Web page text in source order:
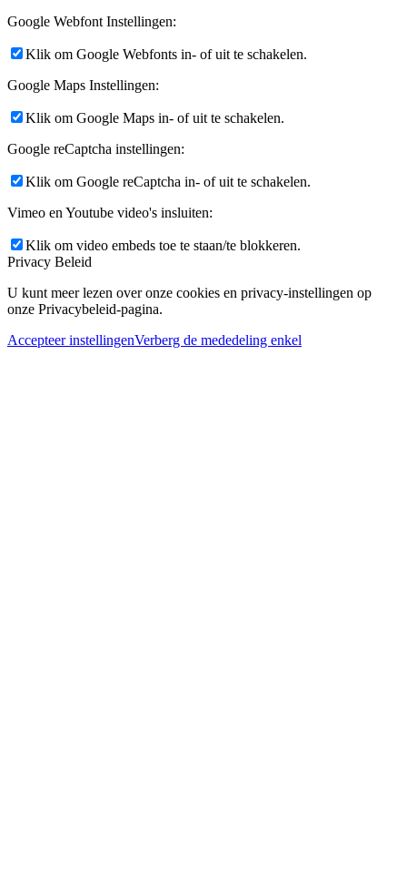
Google Webfont Instellingen:
Klik om Google Webfonts in- of uit te schakelen.
Google Maps Instellingen:
Klik om Google Maps in- of uit te schakelen.
Google reCaptcha instellingen:
Klik om Google reCaptcha in- of uit te schakelen.
Vimeo en Youtube video's insluiten:
Klik om video embeds toe te staan/te blokkeren.
Privacy Beleid
U kunt meer lezen over onze cookies en privacy-instellingen op
onze Privacybeleid-pagina.
Accepteer instellingenVerberg de mededeling enkel